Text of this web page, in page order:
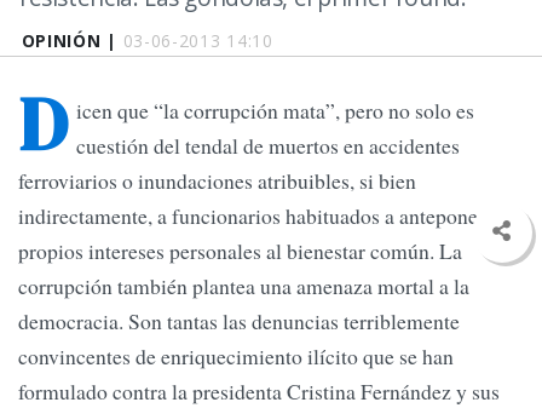
OPINIÓN | 03-06-2013 14:10
D icen que “la corrupción mata”, pero no solo es
cuestión del tendal de muertos en accidentes
ferroviarios o inundaciones atribuibles, si bien
indirectamente, a funcionarios habituados a anteponer sus
propios intereses personales al bienestar común. La
corrupción también plantea una amenaza mortal a la
democracia. Son tantas las denuncias terriblemente
convincentes de enriquecimiento ilícito que se han
formulado contra la presidenta Cristina Fernández y sus